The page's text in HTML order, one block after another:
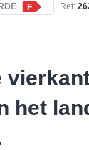
F Ref:
het